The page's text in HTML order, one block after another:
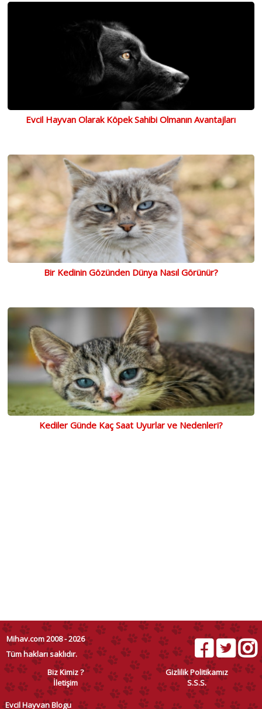
Evcil Hayvan Olarak Köpek Sahibi Olmanın Avantajları
Bir Kedinin Gözünden Dünya Nasıl Görünür?
Kediler Günde Kaç Saat Uyurlar ve Nedenleri?
Mihav.com 2008 - 2026
Tüm hakları saklıdır.
Biz Kimiz ?
Gizlilik Politikamız
İletişim
S.S.S.
Evcil Hayvan Blogu